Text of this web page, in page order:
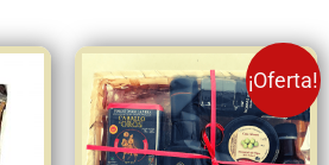
¡Oferta!
El
precio
original
El